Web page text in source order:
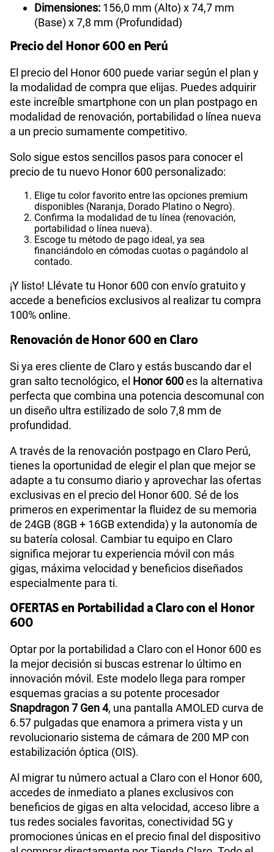
Dimensiones: 156,0 mm (Alto) x 74,7 mm
(Base) x 7,8 mm (Profundidad)
Precio del Honor 600 en Perú
El precio del Honor 600 puede variar según el plan y
la modalidad de compra que elijas. Puedes adquirir
este increíble smartphone con un plan postpago en
modalidad de renovación, portabilidad o línea nueva
a un precio sumamente competitivo.
Solo sigue estos sencillos pasos para conocer el
precio de tu nuevo Honor 600 personalizado:
Elige tu color favorito entre las opciones premium
disponibles (Naranja, Dorado Platino o Negro).
Confirma la modalidad de tu línea (renovación,
portabilidad o línea nueva).
Escoge tu método de pago ideal, ya sea
financiándolo en cómodas cuotas o pagándolo al
contado.
¡Y listo! Llévate tu Honor 600 con envío gratuito y
accede a beneficios exclusivos al realizar tu compra
100% online.
Renovación de Honor 600 en Claro
Si ya eres cliente de Claro y estás buscando dar el
gran salto tecnológico, el Honor 600es la alternativa
perfecta que combina una potencia descomunal con
un diseño ultra estilizado de solo 7,8 mm de
profundidad.
A través de la renovación postpago en Claro Perú,
tienes la oportunidad de elegir el plan que mejor se
adapte a tu consumo diario y aprovechar las ofertas
exclusivas en el precio del Honor 600. Sé de los
primeros en experimentar la fluidez de su memoria
de 24GB (8GB + 16GB extendida) y la autonomía de
su batería colosal. Cambiar tu equipo en Claro
significa mejorar tu experiencia móvil con más
gigas, máxima velocidad y beneficios diseñados
especialmente para ti.
OFERTAS en Portabilidad a Claro con el Honor
600
Optar por la portabilidad a Claro con el Honor 600 es
la mejor decisión si buscas estrenar lo último en
innovación móvil. Este modelo llega para romper
esquemas gracias a su potente procesador
Snapdragon 7 Gen 4, una pantalla AMOLED curva de
6.57 pulgadas que enamora a primera vista y un
revolucionario sistema de cámara de 200 MP con
estabilización óptica (OIS).
Al migrar tu número actual a Claro con el Honor 600,
accedes de inmediato a planes exclusivos con
beneficios de gigas en alta velocidad, acceso libre a
tus redes sociales favoritas, conectividad 5G y
promociones únicas en el precio final del dispositivo